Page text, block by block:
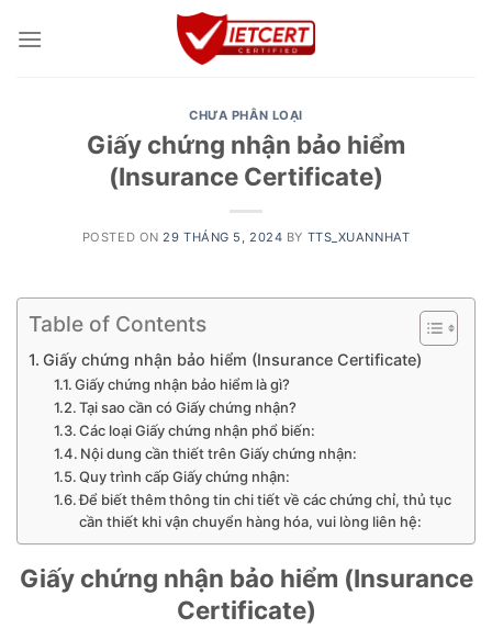
CHƯA PHÂN LOẠI
Giấy chứng nhận bảo hiểm
(Insurance Certificate)
POSTED ON 29 THÁNG 5, 2024 BY TTS_XUANNHAT
Table of Contents
Giấy chứng nhận bảo hiểm (Insurance Certificate)
Giấy chứng nhận bảo hiểm là gì?
Tại sao cần có Giấy chứng nhận?
Các loại Giấy chứng nhận phổ biến:
Nội dung cần thiết trên Giấy chứng nhận:
Quy trình cấp Giấy chứng nhận:
Để biết thêm thông tin chi tiết về các chứng chỉ, thủ tục
cần thiết khi vận chuyển hàng hóa, vui lòng liên hệ:
Giấy chứng nhận bảo hiểm (Insurance
Certificate)